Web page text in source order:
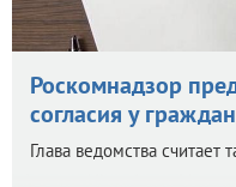
Роскомнадзор
согласия у
Глава ведомства считает